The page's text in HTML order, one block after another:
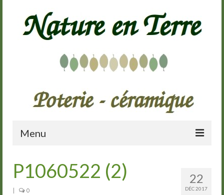
Menu
Présentation
22
DÉC 2017
P1060522 (2)
| 0